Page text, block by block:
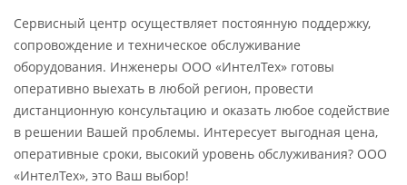
Сервисный центр осуществляет постоянную поддержку,
сопровождение и техническое обслуживание
оборудования. Инженеры ООО «ИнтелТех» готовы
оперативно выехать в любой регион, провести
дистанционную консультацию и оказать любое содействие
в решении Вашей проблемы. Интересует выгодная цена,
оперативные сроки, высокий уровень обслуживания? ООО
«ИнтелТех», это Ваш выбор!